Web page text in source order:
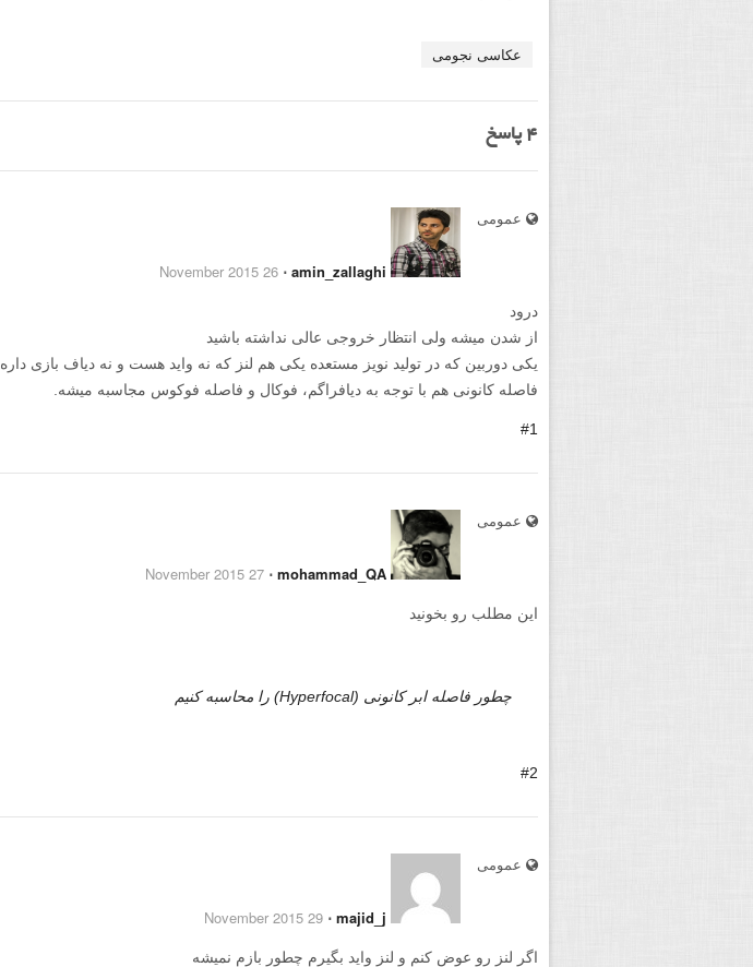
عکاسی نجومی
4 پاسخ
عمومی
amin_zallaghi
⋅
26 November 2015
درود
از شدن میشه ولی انتظار خروجی عالی نداشته باشید
یکی دوربین که در تولید نویز مستعده یکی هم لنز که نه واید هست و نه دیاف بازی داره
فاصله کانونی هم با توجه به دیافراگم، فوکال و فاصله فوکوس مجاسبه میشه.
#1
عمومی
mohammad_QA
⋅
27 November 2015
این مطلب رو بخونید
چطور فاصله ابر کانونی (Hyperfocal) را محاسبه کنیم
#2
عمومی
majid_j
⋅
29 November 2015
اگر لنز رو عوض کنم و لنز واید بگیرم چطور بازم نمیشه